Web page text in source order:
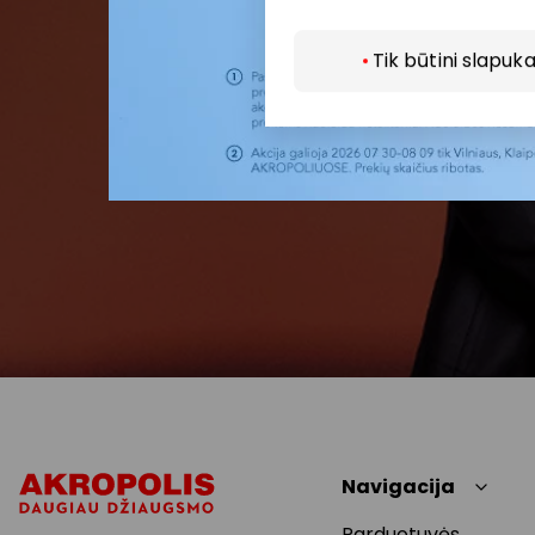
Tik būtini
Navigacija